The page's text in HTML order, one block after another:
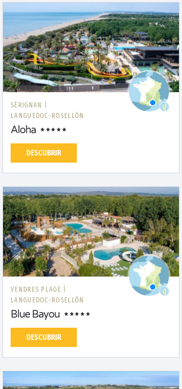
SÉRIGNAN |
LANGUEDOC-ROSELLÓN
Aloha
DESCUBRIR
VENDRES PLAGE |
LANGUEDOC-ROSELLÓN
Blue Bayou
DESCUBRIR